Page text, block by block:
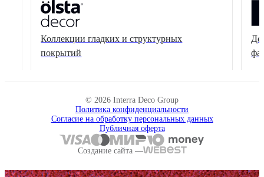
Коллекции гладких и структурных
покрытий
© 2026 Interra Deco Group
Политика конфиденциальности
Согласие на обработку персональных данных
Публичная оферта
Создание сайта —